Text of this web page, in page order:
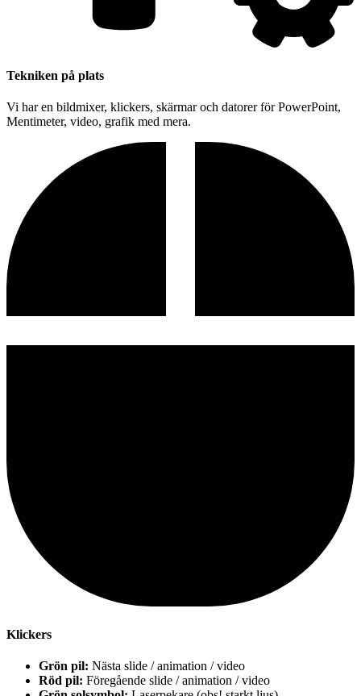
Tekniken på plats
Vi har en bildmixer, klickers, skärmar och datorer för PowerPoint,
Mentimeter, video, grafik med mera.
Klickers
Grön pil: Nästa slide / animation / video
Röd pil: Föregående slide / animation / video